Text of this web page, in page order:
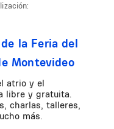
la Feria del
Montevideo
atrio y el
libre y gratuita.
charlas, talleres,
más.